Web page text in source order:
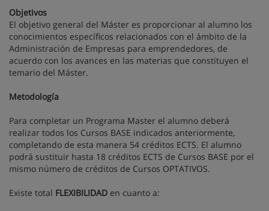
Objetivos
El objetivo general del Máster es proporcionar al alumno los
conocimientos específicos relacionados con el ámbito de la
Administración de Empresas para emprendedores, de
acuerdo con los avances en las materias que constituyen el
temario del Máster.
Metodología
Para completar un Programa Master el alumno deberá
realizar todos los Cursos BASE indicados anteriormente,
completando de esta manera 54 créditos ECTS. El alumno
podrá sustituir hasta 18 créditos ECTS de Cursos BASE por el
mismo número de créditos de Cursos OPTATIVOS.
Existe total FLEXIBILIDAD en cuanto a: